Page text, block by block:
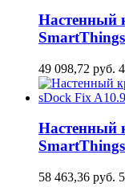
Настенный
49 098,72 руб.
Настенный
58 463,36 руб.